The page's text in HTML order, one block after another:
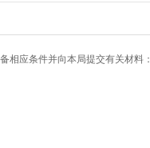
相应条件并向本局提交有关材料：